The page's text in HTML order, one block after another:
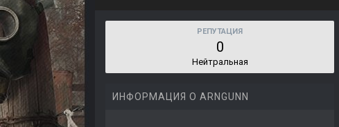
РЕПУТАЦИЯ
0
Нейтральная
ИНФОРМАЦИЯ О ARNGUNN